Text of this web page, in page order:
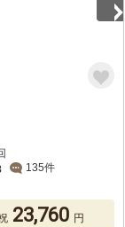
135件
23,760 円